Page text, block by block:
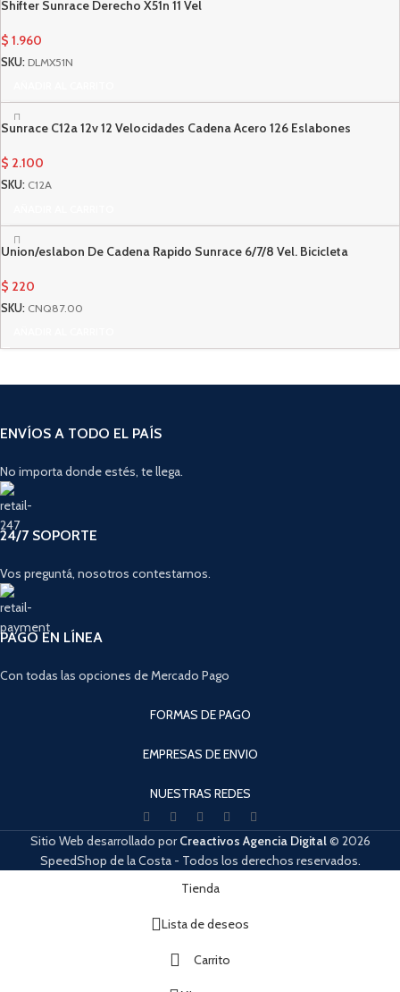
Shifter Sunrace Derecho X51n 11 Vel
$ 1.960
SKU: DLMX51N
Sunrace C12a 12v 12 Velocidades Cadena Acero 126 Eslabones
$ 2.100
SKU: C12A
Union/eslabon De Cadena Rapido Sunrace 6/7/8 Vel. Bicicleta
$ 220
SKU: CNQ87.00
ENVÍOS A TODO EL PAÍS
No importa donde estés, te llega.
24/7 SOPORTE
Vos preguntá, nosotros contestamos.
PAGO EN LÍNEA
Con todas las opciones de Mercado Pago
FORMAS DE PAGO
EMPRESAS DE ENVIO
NUESTRAS REDES
Sitio Web desarrollado porCreactivos Agencia Digital© 2026
SpeedShop de la Costa - Todos los derechos reservados.
Cuando hay resultados autocompletados, puedes utilizar las flechas
Tienda
Lista de deseos
Carrito